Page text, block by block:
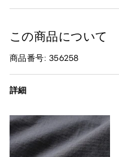
この商品について
商品番号: 356258
詳細